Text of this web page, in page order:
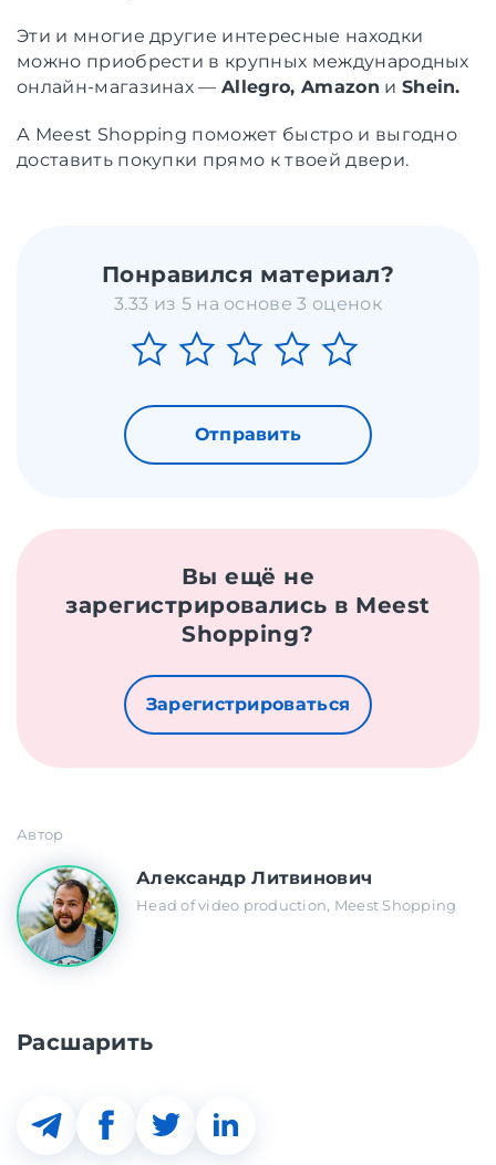
Эти и многие другие интересные находки
можно приобрести в крупных международных
онлайн-магазинах —Allegro, Amazon и Shein.
А Meest Shopping поможет быстро и выгодно
доставить покупки прямо к твоей двери.
Понравился материал?
3.33 из 5 на основе 3 оценок
Отправить
Вы ещё не
зарегистрировались в Meest
Shopping?
Зарегистрироваться
Автор
Александр Литвинович
Head of video production, Meest Shopping
Расшарить